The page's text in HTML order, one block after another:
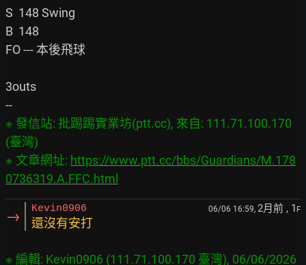
S  148 Swing
B  148
FO --- 本後飛球
3outs
※ 發信站: 批踢踢實業坊(ptt.cc), 來自: 111.71.100.170
(臺灣)
※ 文章網址: https://www.ptt.cc/bbs/Guardians/M.178
0736319.A.FFC.html
→ Kevin0906 06/06 16:59, 2月前 , 1 F
還沒有安打
※ 編輯: Kevin0906 (111.71.100.170 臺灣), 06/06/2026